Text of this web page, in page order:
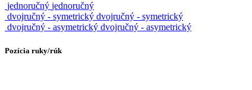
jednoručný jednoručný
dvojručný - symetrický dvojručný - symetrický
dvojručný - asymetrický dvojručný - asymetrický
Pozícia ruky/rúk